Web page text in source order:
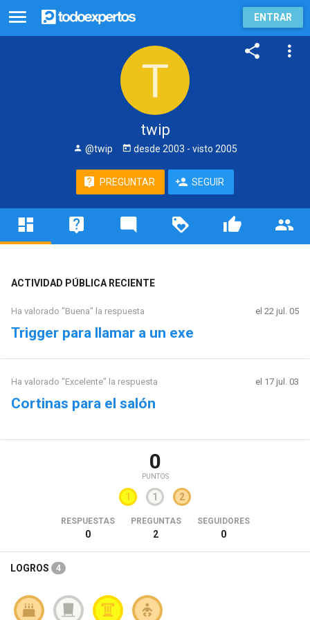
ENTRAR
twip
@twip desde 2003 - visto 2005
PREGUNTAR SEGUIR
ACTIVIDAD PÚBLICA RECIENTE
Ha valorado "Buena" la respuesta el 22 jul. 05
Trigger para llamar a un exe
Ha valorado "Excelente" la respuesta el 17 jul. 03
Cortinas para el salón
0
PUNTOS
1 1 2
RESPUESTAS
0
PREGUNTAS
2
SEGUIDORES
0
LOGROS 4